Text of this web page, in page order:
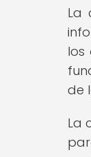
La
los
de
La